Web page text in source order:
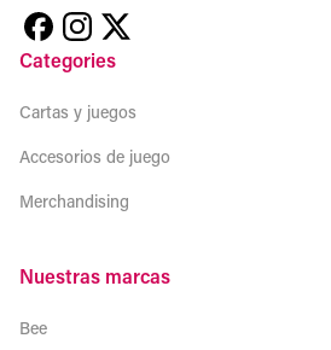
Categories
Cartas y juegos
Accesorios de juego
Merchandising
Nuestras marcas
Bee